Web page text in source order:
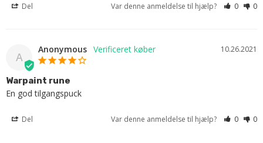
Del Var denne anmeldelse til hjælp? 0 0
A
10.26.2021
Anonymous
Warpaint rune
En god tilgangspuck
Del Var denne anmeldelse til hjælp? 0 0